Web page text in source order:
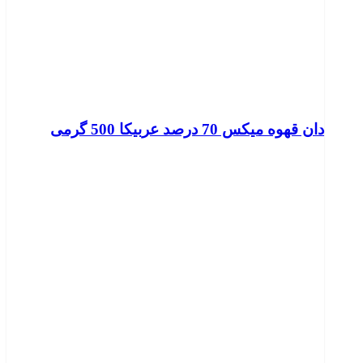
دان قهوه میکس 70 درصد عربیکا 500 گرمی